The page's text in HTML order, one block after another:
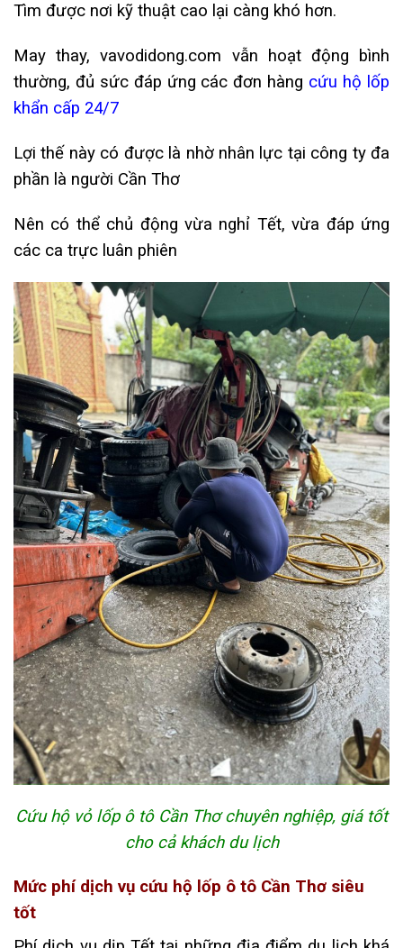
Tìm được nơi kỹ thuật cao lại càng khó hơn.
May thay, vavodidong.com vẫn hoạt động bình
thường, đủ sức đáp ứng các đơn hàng cứu hộ lốp
khẩn cấp 24/7
Lợi thế này có được là nhờ nhân lực tại công ty đa
phần là người Cần Thơ
Nên có thể chủ động vừa nghỉ Tết, vừa đáp ứng
các ca trực luân phiên
Cứu hộ vỏ lốp ô tô Cần Thơ chuyên nghiệp, giá tốt
cho cả khách du lịch
Mức phí dịch vụ cứu hộ lốp ô tô Cần Thơ siêu
tốt